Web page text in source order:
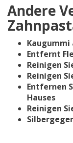
Andere
Kaugummi
Entfernt
Reinigen
Reinigen
Entfernen
Hauses
Reinigen